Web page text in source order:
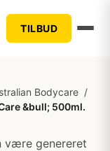
TILBUD
Bodycare /
&bull; 500ml.
være genereret